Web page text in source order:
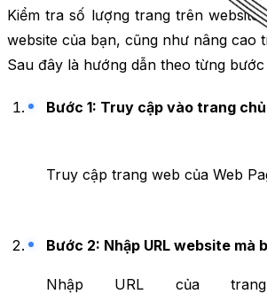
Kiểm tra số lượng trang trên
website của bạn, cũng như nâng cao
Sau đây là hướng dẫn theo từng
Bước 1: Truy cập vào trang
Truy cập trang web của Web
Bước 2: Nhập URL website mà
Nhập URL của